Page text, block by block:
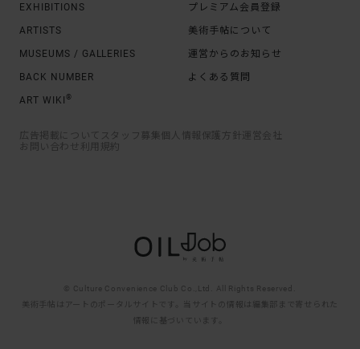
EXHIBITIONS
ARTISTS
MUSEUMS / GALLERIES
BACK NUMBER
ART WIKI ®
プレミアム会員登録
美術手帖について
運営からのお知らせ
よくある質問
広告掲載について スタッフ募集 個人情報保護方針
運営会社
お問い合わせ
利用規約
© Culture Convenience Club Co.,Ltd. All Rights Reserved.
美術手帖はアートのポータルサイトです。当サイトの情報は編集部まで寄せられた
情報に基づいています。